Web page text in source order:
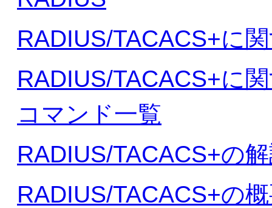
RADIUS/TACACS+に
RADIUS/TACACS+に
コマンド一覧
RADIUS/TACACS+の
RADIUS/TACACS+の